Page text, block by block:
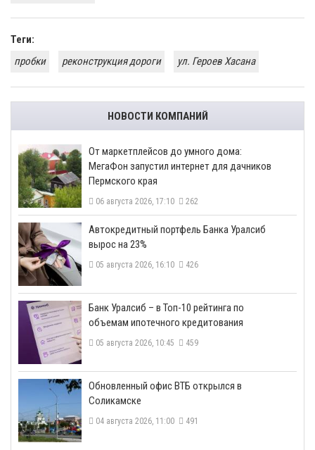
Теги:
пробки
реконструкция дороги ул. Героев Хасана
НОВОСТИ КОМПАНИЙ
От маркетплейсов до умного дома:
МегаФон запустил интернет для дачников
Пермского края
06 августа 2026, 17:10 262
​Автокредитный портфель Банка Уралсиб
вырос на 23%
05 августа 2026, 16:10 426
​Банк Уралсиб – в Топ-10 рейтинга по
объемам ипотечного кредитования
05 августа 2026, 10:45 459
​Обновленный офис ВТБ открылся в
Соликамске
04 августа 2026, 11:00 491